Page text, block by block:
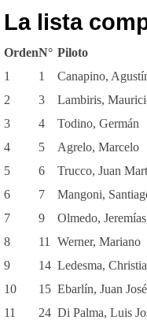
La lista
OrdenN° Piloto
1
1 Canapino,
2
3 Lambiris,
3
4 Todino, Germán
4
5 Agrelo, Marcelo
5
6 Trucco, Juan
6
7 Mangoni,
7
9 Olmedo, Jeremías
8
11 Werner, Mariano
9
14 Ledesma,
10
15 Ebarlín, Juan José
11
24 Di Palma, Luis